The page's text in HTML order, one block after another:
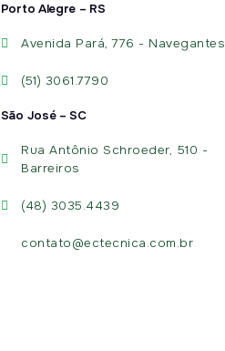
Porto Alegre – RS
Avenida Pará, 776 - Navegantes
(51) 3061.7790
São José – SC
Rua Antônio Schroeder, 510 -
Barreiros
(48) 3035.4439
contato@ectecnica.com.br